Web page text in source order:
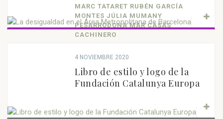
MARC TATARET RUBÉN GARCÍA
MONTES JÚLIA MUMANY
PESARRODONA MAR CASAS
CACHINERO
4 NOVIEMBRE 2020
Libro de estilo y logo de la
Fundación Catalunya Europa